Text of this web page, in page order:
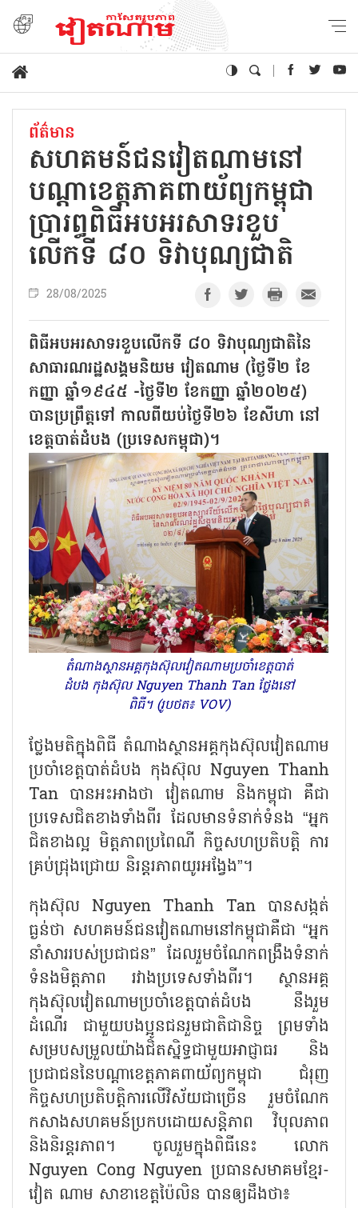
ព័ត៌មាន
សហគមន៍ជនវៀតណាមនៅ
បណ្ដាខេត្តភាគពាយ័ព្យកម្ពុជា
ប្រារព្ធពិធីអបអរសាទរខួប
លើកទី ៨០ ទិវាបុណ្យជាតិ
28/08/2025
ពិធីអបអរសាទរខួបលើកទី ៨០ ទិវាបុណ្យជាតិនៃ
សាធារណរដ្ឋសង្គមនិយម វៀតណាម (ថ្ងៃទី២ ខែ
កញ្ញា ឆ្នាំ១៩៤៥ -ថ្ងៃទី២ ខែកញ្ញា ឆ្នាំ២០២៥)
បានប្រព្រឹត្តទៅ កាលពីយប់ថ្ងៃទី២៦ ខែសីហា នៅ
ខេត្តបាត់ដំបង (ប្រទេសកម្ពុជា)។
តំណាងស្ថានអគ្គកុងស៊ុលវៀតណាមប្រចាំខេត្តបាត់
ដំបង កុងស៊ុល Nguyen Thanh Tan ថ្លែងនៅ
ពិធី។ (រូបថត៖ VOV)
ថ្លែងមតិក្នុងពិធី តំណាងស្ថានអគ្គកុងស៊ុលវៀតណាម
ប្រចាំខេត្តបាត់ដំបង កុងស៊ុល Nguyen Thanh
Tan បានអះអាងថា វៀតណាម និងកម្ពុជា គឺជា
ប្រទេសជិតខាងទាំងពីរ ដែលមានទំនាក់ទំនង “អ្នក
ជិតខាងល្អ មិត្តភាពប្រពៃណី កិច្ចសហប្រតិបត្តិ ការ
គ្រប់ជ្រុងជ្រោយ និរន្តរភាពយូរអង្វែង”។
កុងស៊ុល Nguyen Thanh Tan បានសង្កត់
ធ្ងន់ថា សហគមន៍ជនវៀតណាមនៅកម្ពុជាគឺជា “អ្នក
នាំសាររបស់ប្រជាជន” ដែលរួមចំណែកពង្រឹងទំនាក់
ទំនងមិត្តភាព រវាងប្រទេសទាំងពីរ។ ស្ថានអគ្គ
កុងស៊ុលវៀតណាមប្រចាំខេត្តបាត់ដំបង នឹងរួម
ដំណើរ ជាមួយបងប្អូនជនរួមជាតិជានិច្ច ព្រមទាំង
សម្របសម្រួលយ៉ាងជិតស្និទ្ធជាមួយអាជ្ញាធរ និង
ប្រជាជននៃបណ្ដាខេត្តភាគពាយ័ព្យកម្ពុជា ជំរុញ
កិច្ចសហប្រតិបត្តិការលើវិស័យជាច្រើន រួមចំណែក
កសាងសហគមន៍ប្រកបដោយសន្តិភាព វិបុលភាព
និងនិរន្តរភាព។ ចូលរួមក្នុងពិធីនេះ លោក
Nguyen Cong Nguyen ប្រធានសមាគមខ្មែរ-
វៀត ណាម សាខាខេត្តប៉ៃលិន បានឲ្យដឹងថា៖